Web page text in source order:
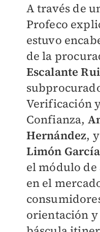
A través de
Profeco
estuvo
de la
Escalante
Verificación
Confianza,
Hernández,
Limón García
el módulo
en el
orientación